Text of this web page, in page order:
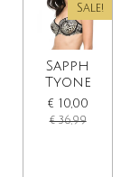
Sale!
Sapph
Tyone
€ 10,00
€ 36,99